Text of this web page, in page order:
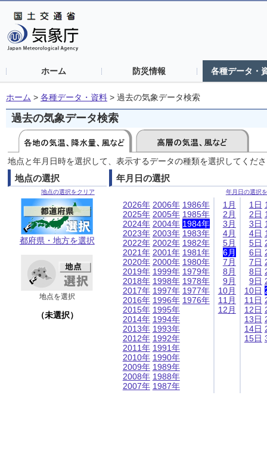
ホーム 防災情報 各種データ・
ホーム > 各種データ・資料 > 過去の気象データ検索
過去の気象データ検索
地点と年月日時を選択して、表示するデータの種類を選択してくだ
地点の選択
地点の選択をクリア
都府県・地方を選択
地点を選択
（未選択）
年月日の選択
年月日の選択
2026年
2025年
2024年
2023年
2022年
2021年
2020年
2019年
2018年
2017年
2016年
2015年
2014年
2013年
2012年
2011年
2010年
2009年
2008年
2007年
2006年
2005年
2004年
2003年
2002年
2001年
2000年
1999年
1998年
1997年
1996年
1995年
1994年
1993年
1992年
1991年
1990年
1989年
1988年
1987年
1986年
1985年
1984年
1983年
1982年
1981年
1980年
1979年
1978年
1977年
1976年
1月
2月
3月
4月
5月
6月
7月
8月
9月
10月
11月
12月
1日
2日
3日
4日
5日
6日
7日
8日
9日
10日
11日
12日
13日
14日
15日